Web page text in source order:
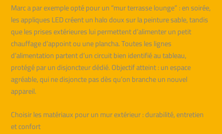
Marc a par exemple opté pour un “mur terrasse lounge” : en soirée,
les appliques LED créent un halo doux sur la peinture sable, tandis
que les prises extérieures lui permettent d’alimenter un petit
chauffage d’appoint ou une plancha. Toutes les lignes
d’alimentation partent d’un circuit bien identifié au tableau,
protégé par un disjoncteur dédié. Objectif atteint : un espace
agréable, qui ne disjoncte pas dès qu’on branche un nouvel
appareil.
Choisir les matériaux pour un mur extérieur : durabilité, entretien
et confort